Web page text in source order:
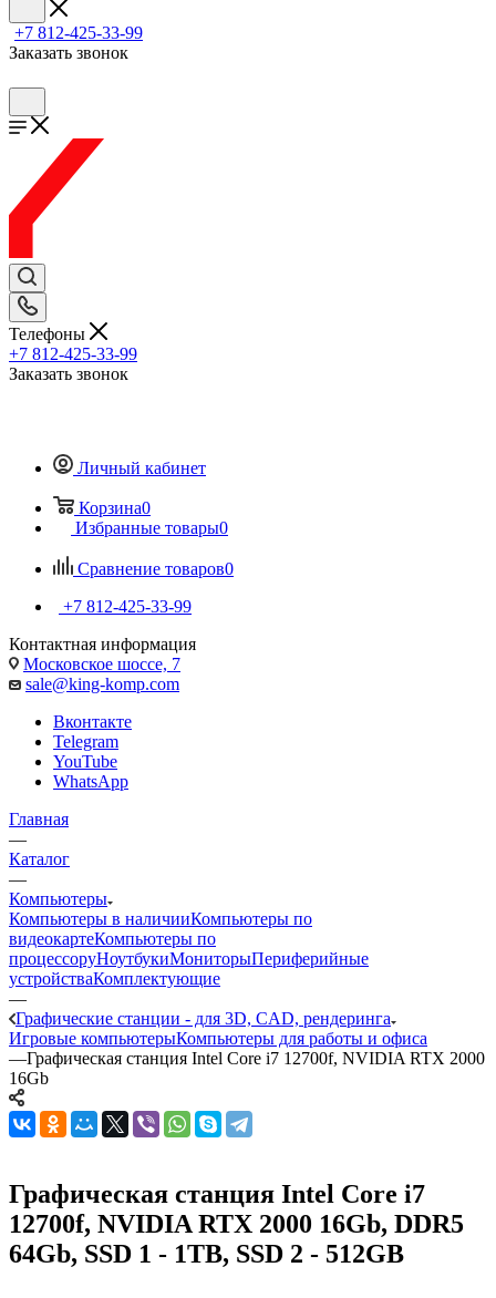
+7 812-425-33-99
Заказать звонок
Телефоны
+7 812-425-33-99
Заказать звонок
Личный кабинет
Корзина0
Избранные товары0
Сравнение товаров0
+7 812-425-33-99
Контактная информация
Московское шоссе, 7
sale@king-komp.com
Вконтакте
Telegram
YouTube
WhatsApp
Главная
—
Каталог
—
Компьютеры
Компьютеры в наличииКомпьютеры по
видеокартеКомпьютеры по
процессоруНоутбукиМониторыПериферийные
устройстваКомплектующие
—
Графические станции - для 3D, CAD, рендеринга
Игровые компьютерыКомпьютеры для работы и офиса
—Графическая станция Intel Core i7 12700f, NVIDIA RTX 2000
16Gb
Графическая станция Intel Core i7
12700f, NVIDIA RTX 2000 16Gb, DDR5
64Gb, SSD 1 - 1TB, SSD 2 - 512GB